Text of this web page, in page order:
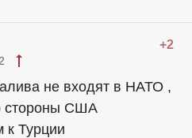
+2
не входят в НАТО ,
стороны США
к Турции